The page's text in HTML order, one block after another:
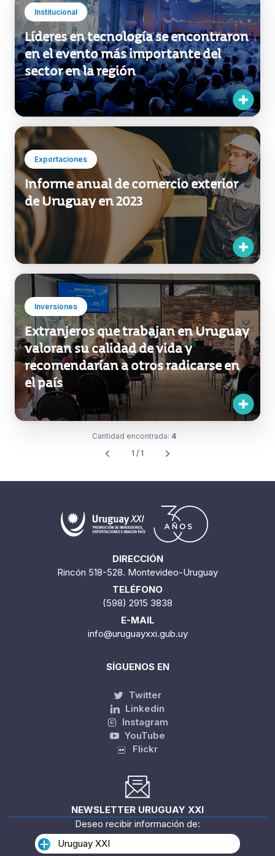
Institucional
Líderes en tecnología se encontraron
en el evento más importante del
sector en la región
Exportaciones
Informe anual de comercio exterior
de Uruguay en 2023
Inversiones
Extranjeros que trabajan en Uruguay
valoran su calidad de vida y
recomendarían a otros radicarse en
el país
Cantidad encontrada: 4
1 / 1
DIRECCIÓN
Rincón 518-528. Montevideo-Uruguay
TELÉFONO
(598) 2915 3838
E-MAIL
info@uruguayxxi.gub.uy
SÍGUENOS EN
Twitter
Linkedin
Instagram
YouTube
Flickr
NEWSLETTER URUGUAY XXI
Deseo recibir información de:
Uruguay XXI